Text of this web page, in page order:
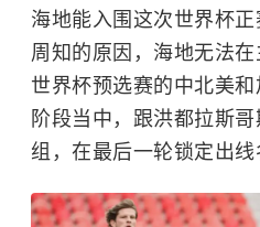
海地能入围这次世界杯
周知的原因，海地无法
世界杯预选赛的中北美
阶段当中，跟洪都拉斯哥
组，在最后一轮锁定出线